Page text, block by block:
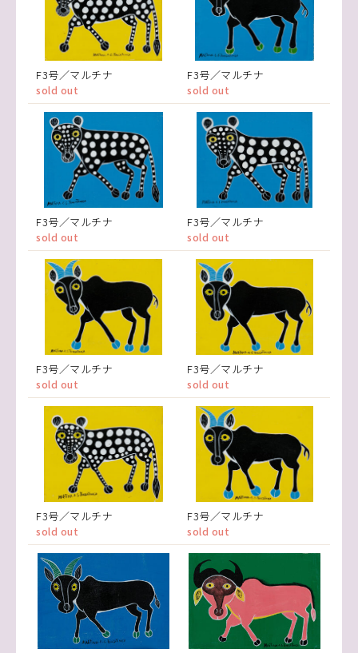
F3号／マルチナ
sold out
F3号／マルチナ
sold out
F3号／マルチナ
sold out
F3号／マルチナ
sold out
F3号／マルチナ
sold out
F3号／マルチナ
sold out
F3号／マルチナ
sold out
F3号／マルチナ
sold out